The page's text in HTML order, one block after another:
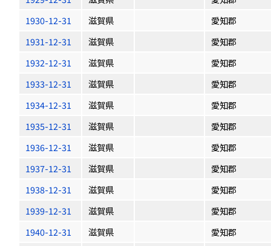
1930-12-31
滋賀県
愛知郡
1931-12-31
滋賀県
愛知郡
1932-12-31
滋賀県
愛知郡
1933-12-31
滋賀県
愛知郡
1934-12-31
滋賀県
愛知郡
1935-12-31
滋賀県
愛知郡
1936-12-31
滋賀県
愛知郡
1937-12-31
滋賀県
愛知郡
1938-12-31
滋賀県
愛知郡
1939-12-31
滋賀県
愛知郡
1940-12-31
滋賀県
愛知郡